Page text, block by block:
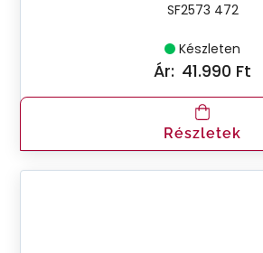
SF2573 472
Készleten
Ár: 41.990 Ft
Részletek